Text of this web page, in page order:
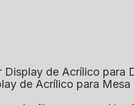
Display de Acrílico para
de Acrílico para Mesa